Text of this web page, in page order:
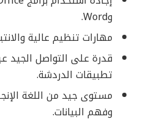
وWord.
مهارات تنظيم عالية
قدرة على التواصل الجيد
تطبيقات الدردشة.
مستوى جيد من اللغة
وفهم البيانات.